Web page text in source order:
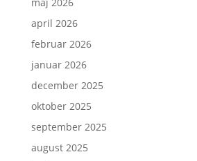
april 2026
februar 2026
januar 2026
december 2025
oktober 2025
september 2025
august 2025